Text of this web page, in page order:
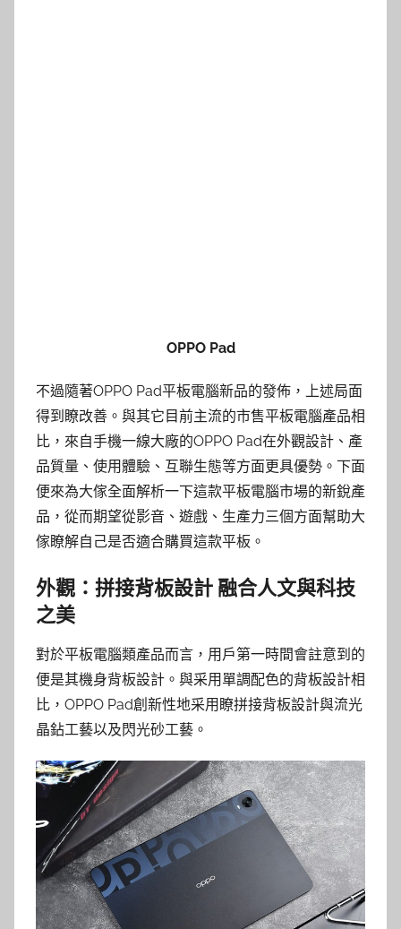
OPPO Pad
不過隨著OPPO Pad平板電腦新品的發佈，上述局面
得到瞭改善。與其它目前主流的市售平板電腦產品相
比，來自手機一線大廠的OPPO Pad在外觀設計、產
品質量、使用體驗、互聯生態等方面更具優勢。下面
便來為大傢全面解析一下這款平板電腦市場的新銳產
品，從而期望從影音、遊戲、生產力三個方面幫助大
傢瞭解自己是否適合購買這款平板。
外觀：拼接背板設計 融合人文與科技
之美
對於平板電腦類產品而言，用戶第一時間會註意到的
便是其機身背板設計。與采用單調配色的背板設計相
比，OPPO Pad創新性地采用瞭拼接背板設計與流光
晶鉆工藝以及閃光砂工藝。